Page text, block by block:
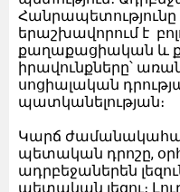
Հանրապետությունը
երաշխավորում է
քաղաքացիական և
իրավունքները՝
սոցիալական
պատկանելության։
Կարճ
պետական դրոշը,
ադրբեջաներեն
պետական լեզու։